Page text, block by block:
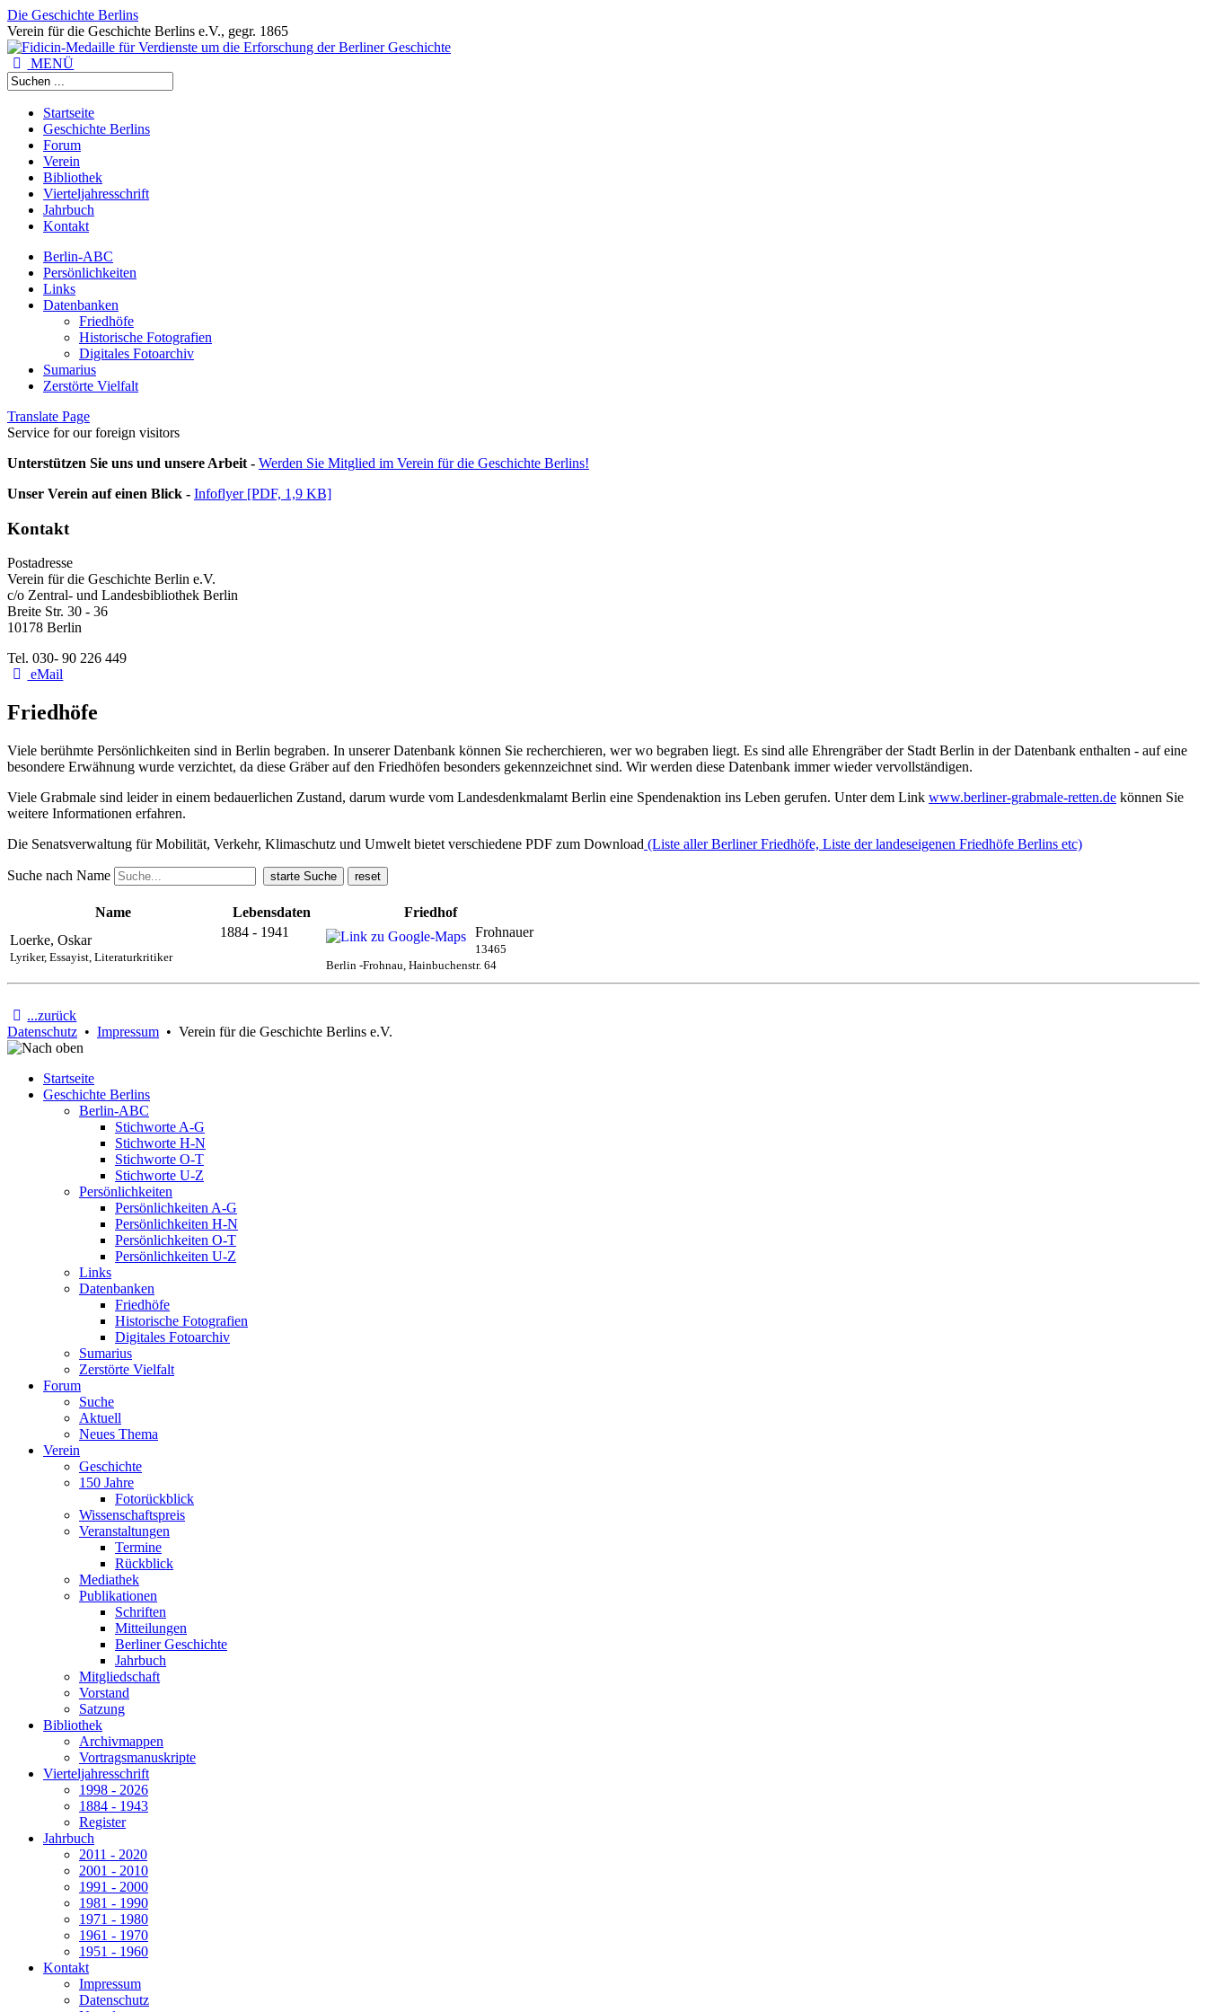
Die Geschichte Berlins
Verein für die Geschichte Berlins e.V., gegr. 1865
MENÜ
Startseite
Geschichte Berlins
Forum
Verein
Bibliothek
Vierteljahresschrift
Jahrbuch
Kontakt
Berlin-ABC
Persönlichkeiten
Links
Datenbanken
Friedhöfe
Historische Fotografien
Digitales Fotoarchiv
Sumarius
Zerstörte Vielfalt
Translate Page
Service for our foreign visitors
Unterstützen Sie uns und unsere Arbeit - Werden Sie Mitglied im Verein für die Geschichte Berlins!
Unser Verein auf einen Blick - Infoflyer [PDF, 1,9 KB]
Kontakt
Postadresse
Verein für die Geschichte Berlin e.V.
c/o Zentral- und Landesbibliothek Berlin
Breite Str. 30 - 36
10178 Berlin
Tel. 030- 90 226 449
eMail
Friedhöfe
Viele berühmte Persönlichkeiten sind in Berlin begraben. In unserer Datenbank können Sie recherchieren, wer wo begraben liegt. Es sind alle Ehrengräber der Stadt Berlin in der Datenbank enthalten - auf eine
besondere Erwähnung wurde verzichtet, da diese Gräber auf den Friedhöfen besonders gekennzeichnet sind. Wir werden diese Datenbank immer wieder vervollständigen.
Viele Grabmale sind leider in einem bedauerlichen Zustand, darum wurde vom Landesdenkmalamt Berlin eine Spendenaktion ins Leben gerufen. Unter dem Link www.berliner-grabmale-retten.de können Sie
weitere Informationen erfahren.
Die Senatsverwaltung für Mobilität, Verkehr, Klimaschutz und Umwelt bietet verschiedene PDF zum Download (Liste aller Berliner Friedhöfe, Liste der landeseigenen Friedhöfe Berlins etc)
Suche nach Name
Name Lebensdaten
Friedhof
Loerke, Oskar
Lyriker, Essayist, Literaturkritiker
1884 - 1941 Frohnauer
13465
Berlin -Frohnau, Hainbuchenstr. 64
...zurück
Datenschutz • Impressum • Verein für die Geschichte Berlins e.V.
Startseite
Geschichte Berlins
Berlin-ABC
Stichworte A-G
Stichworte H-N
Stichworte O-T
Stichworte U-Z
Persönlichkeiten
Persönlichkeiten A-G
Persönlichkeiten H-N
Persönlichkeiten O-T
Persönlichkeiten U-Z
Links
Datenbanken
Friedhöfe
Historische Fotografien
Digitales Fotoarchiv
Sumarius
Zerstörte Vielfalt
Forum
Suche
Aktuell
Neues Thema
Verein
Geschichte
150 Jahre
Fotorückblick
Wissenschaftspreis
Veranstaltungen
Termine
Rückblick
Mediathek
Publikationen
Schriften
Mitteilungen
Berliner Geschichte
Jahrbuch
Mitgliedschaft
Vorstand
Satzung
Bibliothek
Archivmappen
Vortragsmanuskripte
Vierteljahresschrift
1998 - 2026
1884 - 1943
Register
Jahrbuch
2011 - 2020
2001 - 2010
1991 - 2000
1981 - 1990
1971 - 1980
1961 - 1970
1951 - 1960
Kontakt
Impressum
Datenschutz